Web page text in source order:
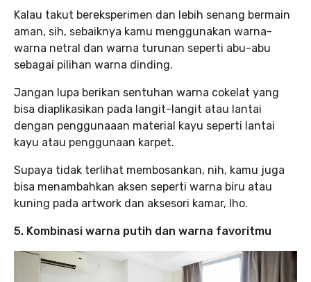
Kalau takut bereksperimen dan lebih senang bermain
aman, sih, sebaiknya kamu menggunakan warna-
warna netral dan warna turunan seperti abu-abu
sebagai pilihan warna dinding.
Jangan lupa berikan sentuhan warna cokelat yang
bisa diaplikasikan pada langit-langit atau lantai
dengan penggunaaan material kayu seperti lantai
kayu atau penggunaan karpet.
Supaya tidak terlihat membosankan, nih, kamu juga
bisa menambahkan aksen seperti warna biru atau
kuning pada artwork dan aksesori kamar, lho.
5. Kombinasi warna putih dan warna favoritmu